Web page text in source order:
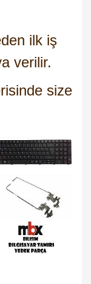
ilk iş
verilir.
size